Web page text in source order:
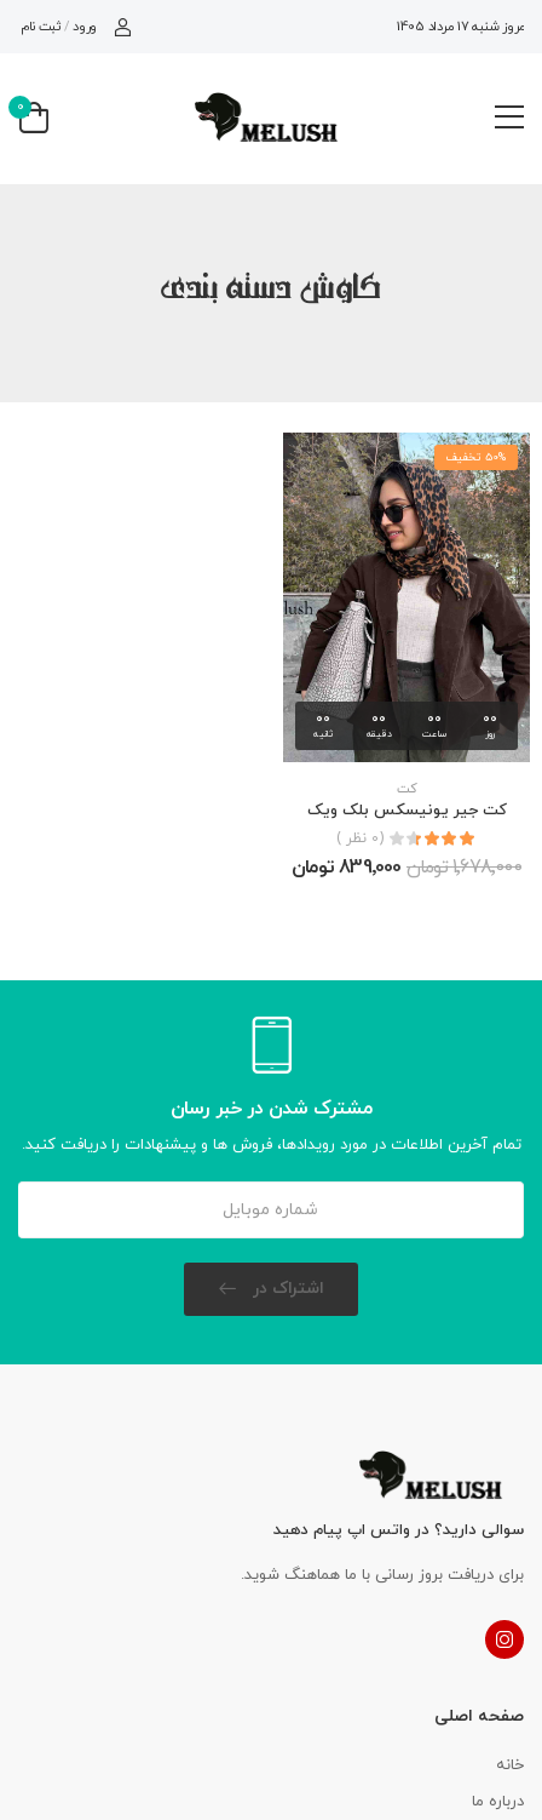
امروز شنبه 17 مرداد 1405 ورود / ثبت نام
0
کاوش دسته بندی
00
روز
00
ساعت
00
دقیقه
00
ثانیه
50% تخفیف
کت
کت جیر یونیسکس بلک ویک
(0 نظر )
1٬678٬000 تومان 839٬000 تومان
مشترک شدن در خبر رسان
تمام آخرین اطلاعات در مورد رویدادها، فروش ها و پیشنهادات را دریافت کنید.
اشتراک در
سوالی دارید؟ در واتس اپ پیام دهید
برای دریافت بروز رسانی با ما هماهنگ شوید.
صفحه اصلی
خانه
درباره ما